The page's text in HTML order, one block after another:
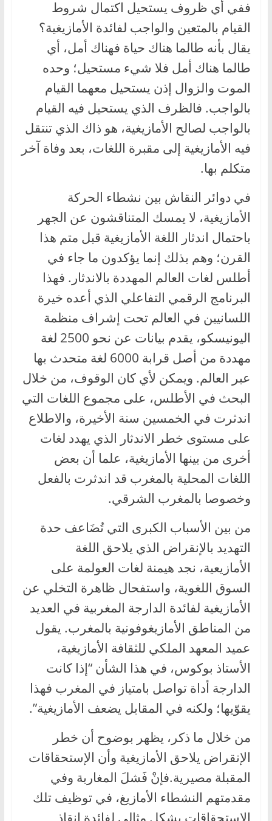
ففي أي ظروف يستحيل اكتمال شروط
القيام بالمتعين والواجب لفائدة الأمازيغية؟
يقال بأنه طالما هناك حياة فهناك أمل، أي
طالما هناك أمل فلا شيء مستحيل؛ وحده
الموت والزوال إذن يستحيل معهما القيام
بالواجب. فالظرف الذي يستحيل فيه القيام
بالواجب لصالح الأمازيغية، هو ذاك الذي تنتقل
فيه الأمازيغية إلى مقبرة اللغات، بعد وفاة آخر
متكلم بها.
في دوائر النقاش بين نشطاء الحركة
الأمازيغية، لا يمسك المتناقشون عن الجهر
باحتمال اندثار اللغة الأمازيغية قبل متم هذا
القرن؛ وهم بذلك إنما يؤكدون ما جاء في
أطلس لغات العالم المهددة بالاندثار. فهذا
البرنامج الرقمي التفاعلي الذي أعده خيرة
اللسانيين في العالم تحت إشراف منظمة
اليونيسكو، يقدم بيانات عن نحو 2500 لغة
مهددة من أصل قرابة 6000 لغة متحدث بها
عبر العالم. ويمكن لأي كان الوقوف، من خلال
البحث في الأطلس، على مجموع اللغات التي
اندثرت في الخمسين سنة الأخيرة، والاطلاع
على مستوى خطر الاندثار الذي يهدد لغات
أخرى من بينها الأمازيغية، علما أن بعض
اللغات المحلية بالمغرب قد اندثرت بالفعل
وخصوصا بالمغرب الشرقي.
من بين الأسباب الكبرى التي تُضَاعف حدة
التهديد بالإنقراض الذي يلاحق اللغة
الأمازيعية، نجد هيمنة لغات العولمة على
السوق اللغوية، واستفحال ظاهرة التخلي عن
الأمازيغية لفائدة الدارجة المغربية في العديد
من المناطق الأمازيغوفونية بالمغرب. يقول
عميد المعهد الملكي للثقافة الأمازيغية،
الأستاذ بوكوس، في هذا الشأن “إذا كانت
الدارجة أداة تواصل بامتياز في المغرب فهذا
يقوّيها؛ ولكنه في المقابل يضعف الأمازيغية”.
من خلال ما ذكر، يظهر بوضوح أن خطر
الإنقراض يلاحق الأمازيغية وأن الإستحقاقات
المقبلة مصيرية.فإنْ فَشلَ المغاربة وفي
مقدمتهم النشطاء الأمازيغ، في توظيف تلك
الإستحقاقات بشكل مثالي لفائدة إنقاذ